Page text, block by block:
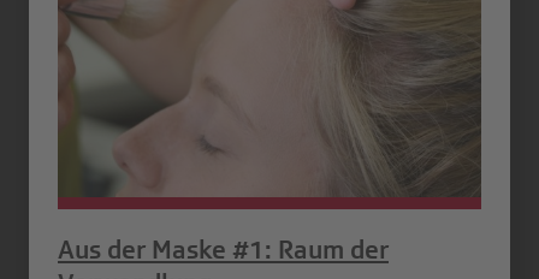
Aus der Maske #1: Raum der